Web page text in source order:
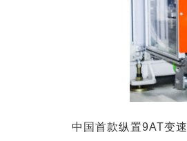
中国首款纵置9AT变